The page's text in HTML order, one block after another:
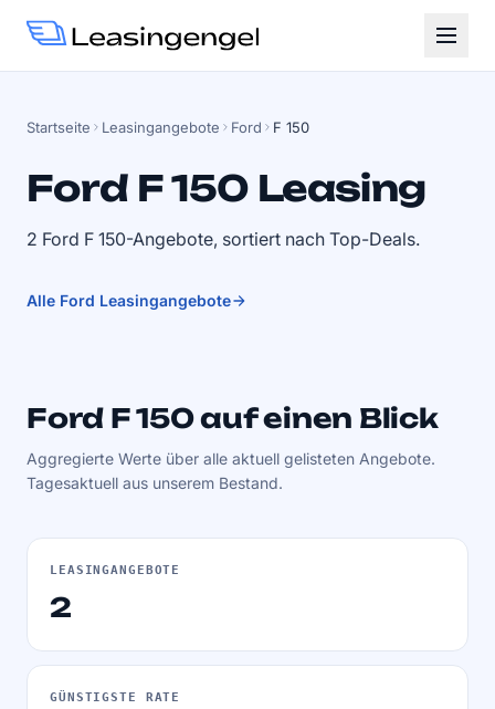
Startseite Leasingangebote Ford F 150
Ford F 150 Leasing
2 Ford F 150-Angebote, sortiert nach Top-Deals.
Alle Ford Leasingangebote
Ford F 150 auf einen Blick
Aggregierte Werte über alle aktuell gelisteten Angebote.
Tagesaktuell aus unserem Bestand.
LEASINGANGEBOTE
2
GÜNSTIGSTE RATE